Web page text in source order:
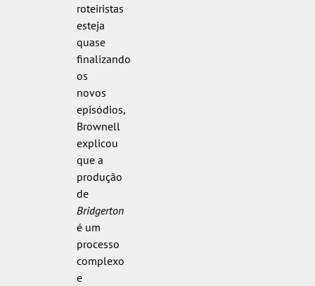
roteiristas
esteja
quase
finalizando
os
novos
episódios,
Brownell
explicou
que a
produção
de
Bridgerton
é um
processo
complexo
e